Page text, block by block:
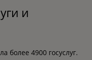
и
более 4900 госуслуг.